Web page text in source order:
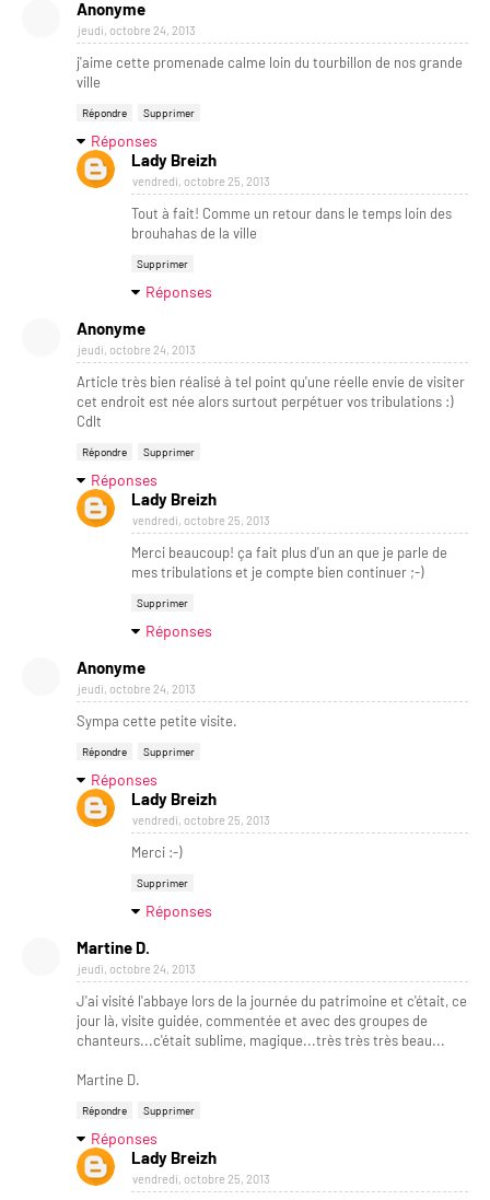
Anonyme
jeudi, octobre 24, 2013
j'aime cette promenade calme loin du tourbillon de nos grande
ville
Répondre Supprimer
Réponses
Lady Breizh
vendredi, octobre 25, 2013
Tout à fait! Comme un retour dans le temps loin des
brouhahas de la ville
Supprimer
Réponses
Anonyme
jeudi, octobre 24, 2013
Article très bien réalisé à tel point qu'une réelle envie de visiter
cet endroit est née alors surtout perpétuer vos tribulations :)
Cdlt
Répondre Supprimer
Réponses
Lady Breizh
vendredi, octobre 25, 2013
Merci beaucoup! ça fait plus d'un an que je parle de
mes tribulations et je compte bien continuer ;-)
Supprimer
Réponses
Anonyme
jeudi, octobre 24, 2013
Sympa cette petite visite.
Répondre Supprimer
Réponses
Lady Breizh
vendredi, octobre 25, 2013
Merci :-)
Supprimer
Réponses
Martine D.
jeudi, octobre 24, 2013
J'ai visité l'abbaye lors de la journée du patrimoine et c'était, ce
jour là, visite guidée, commentée et avec des groupes de
chanteurs...c'était sublime, magique...très très très beau...
Martine D.
Répondre Supprimer
Réponses
Lady Breizh
vendredi, octobre 25, 2013